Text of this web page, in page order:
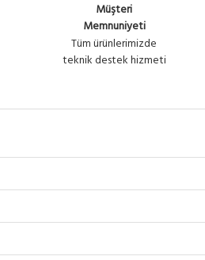
Müşteri
Memnuniyeti
Tüm ürünlerimizde
teknik destek hizmeti